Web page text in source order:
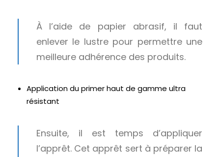
À l’aide de papier abrasif, il faut
enlever le lustre pour permettre une
meilleure adhérence des produits.
Application du primer haut de gamme ultra
résistant
Ensuite, il est temps d’appliquer
l’apprêt. Cet apprêt sert à préparer la